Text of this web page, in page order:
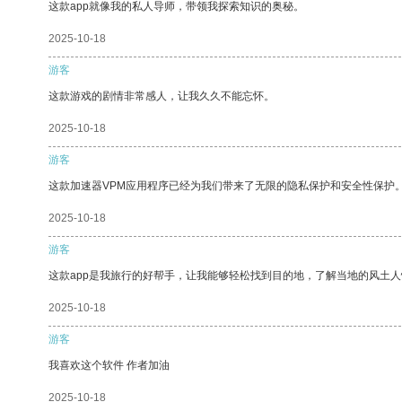
这款app就像我的私人导师，带领我探索知识的奥秘。
2025-10-18
游客
这款游戏的剧情非常感人，让我久久不能忘怀。
2025-10-18
游客
这款加速器VPM应用程序已经为我们带来了无限的隐私保护和安全性保护
2025-10-18
游客
这款app是我旅行的好帮手，让我能够轻松找到目的地，了解当地的风土
2025-10-18
游客
我喜欢这个软件 作者加油
2025-10-18